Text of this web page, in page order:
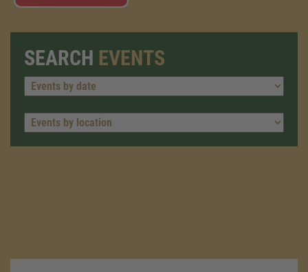
SEARCH EVENTS